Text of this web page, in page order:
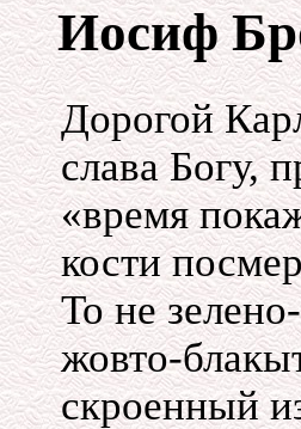
Иосиф
Дорогой
слава Богу,
«время
кости
То не
жовто-
скроенный